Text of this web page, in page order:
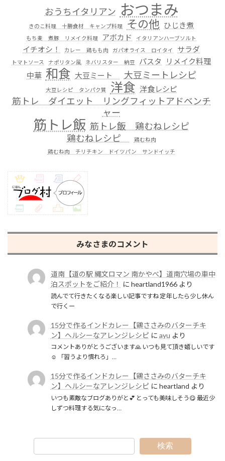
おうちイタリアン おつまみ
きのこ料理 十勝食材 キャンプ料理 その他 ひじき煮
もち麦 煮豚 リメイク料理 アボカド イタリアンハーブソルト
イチオシ！ カレー 鶏もも肉 ガパオライス ロイタイ サラダ
トマトソース ナポリタン風 ネバリスター 納豆 パスタ
リメイク料理
中華 和食 大豆ミート 大豆ミートレシピ
大豆レシピ タンパク質 洋食 洋食レシピ
筋トレ ダイエット リングフィットアドベンチ
ャー
筋トレ飯 筋トレ飯 鶏むねレシピ
鶏むねレシピ
鶏むね肉
鶏むね肉 チリチキン ドイツパン サンドイッチ
みなさまのコメント
道南【道の駅 縄文ロマン 南かやべ】道南穴場の車中
泊スポットをご紹介！
に heartland1966より
読んでて行きたくなる楽しい記事ですね 定年したら少し休ん
で行くー
15分で作るインドカレー【鶏ささみのバターチキ
ン】ヘルシーなアレンジレシピ に ayu より
コメントありがとうございます🙏 いつも見て頂き嬉しいです
☺️ 「習うより慣れろ」…
15分で作るインドカレー【鶏ささみのバターチキ
ン】ヘルシーなアレンジレシピ に heartland より
いつも素敵なブログありがと💕 とっても美味しそう😋 最近少
しずつ料理する気になっ…
検索